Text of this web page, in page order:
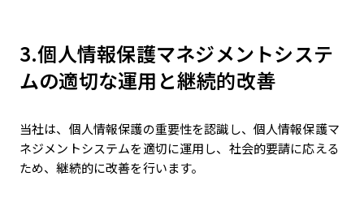
3.個人情報保護マネジメントシステ
ムの適切な運用と継続的改善
当社は、個人情報保護の重要性を認識し、個人情報保護マ
ネジメントシステムを適切に運用し、社会的要請に応える
ため、継続的に改善を行います。